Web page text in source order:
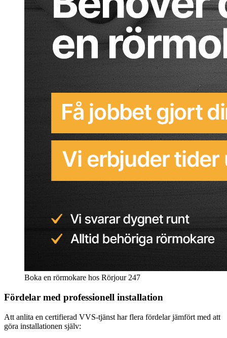
Boka en rörmokare hos Rörjour 247
Fördelar med professionell installation
Att anlita en certifierad VVS-tjänst har flera fördelar jämfört med att
göra installationen själv: